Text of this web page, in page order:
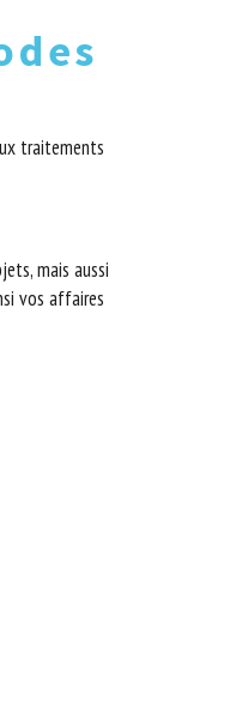
traitements
mais aussi
vos affaires